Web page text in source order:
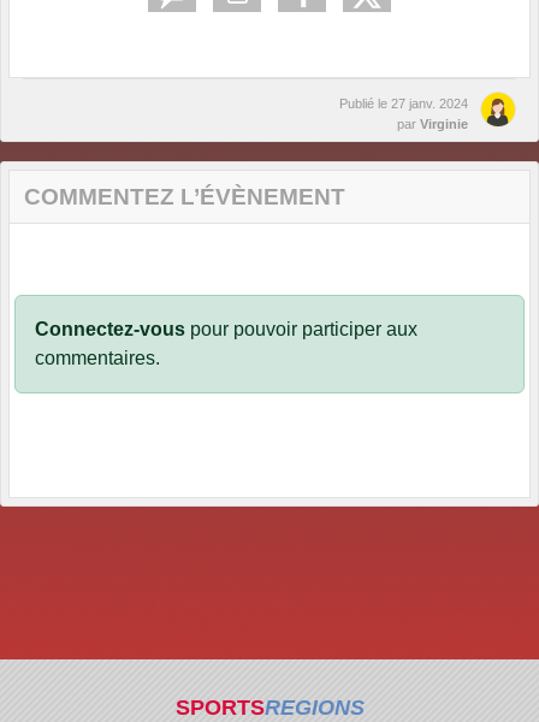
Publié le 27 janv. 2024
par Virginie
COMMENTEZ L’ÉVÈNEMENT
Connectez-vous pour pouvoir participer aux
commentaires.
SPORTSREGIONS